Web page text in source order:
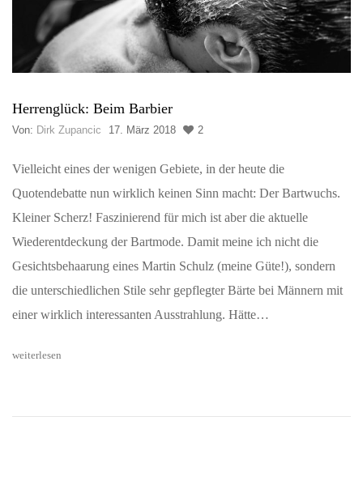
Herrenglück: Beim Barbier
Von: Dirk Zupancic 17. März 2018 2
Vielleicht eines der wenigen Gebiete, in der heute die
Quotendebatte nun wirklich keinen Sinn macht: Der Bartwuchs.
Kleiner Scherz! Faszinierend für mich ist aber die aktuelle
Wiederentdeckung der Bartmode. Damit meine ich nicht die
Gesichtsbehaarung eines Martin Schulz (meine Güte!), sondern
die unterschiedlichen Stile sehr gepflegter Bärte bei Männern mit
einer wirklich interessanten Ausstrahlung. Hätte…
weiterlesen